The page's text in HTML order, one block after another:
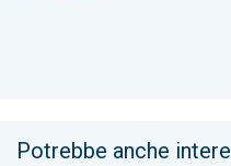
Potrebbe anche